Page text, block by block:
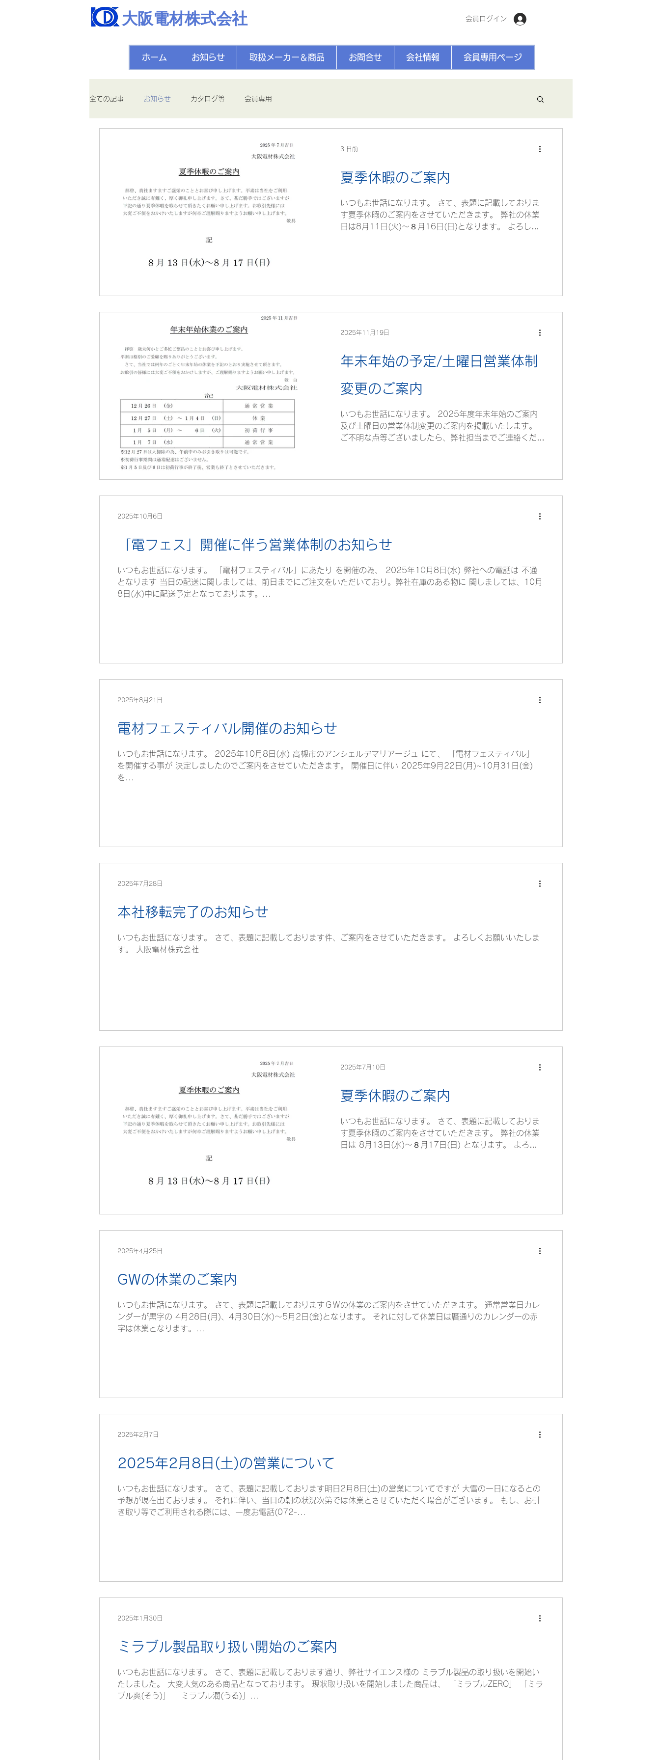
大阪電材株式会社 会員ログイン
ホーム お知らせ 取扱メーカー＆商品 お問合せ 会社情報 会員専用ページ
全ての記事 お知らせ カタログ等 会員専用
夏季休暇のご案内
いつもお世話になります。 さて、表題に記載しておりま
す夏季休暇のご案内をさせていただきます。 弊社の休業
日は8月11日(火)～８月16日(日)となります。 よろしく
3 日前
年末年始の予定/土曜日営業体制
変更のご案内
いつもお世話になります。 2025年度年末年始のご案内
及び土曜日の営業体制変更のご案内を掲載いたします。
ご不明な点等ございましたら、弊社担当までご連絡くださ
2025年11月19日
「電フェス」開催に伴う営業体制のお知らせ
いつもお世話になります。 「電材フェスティバル」にあたり を開催の為、 2025年10月8日(水) 弊社への電話は 不通
となります 当日の配送に関しましては、前日までにご注文をいただいており。弊社在庫のある物に 関しましては、10月
8日(水)中に配送予定となっております。...
2025年10月6日
電材フェスティバル開催のお知らせ
いつもお世話になります。 2025年10月8日(水) 高槻市のアンシェルデマリアージュ にて、 「電材フェスティバル」
を開催する事が 決定しましたのでご案内をさせていただきます。 開催日に伴い 2025年9月22日(月)~10月31日(金)
を...
2025年8月21日
本社移転完了のお知らせ
いつもお世話になります。 さて、表題に記載しております件、ご案内をさせていただきます。 よろしくお願いいたしま
す。 大阪電材株式会社
2025年7月28日
夏季休暇のご案内
いつもお世話になります。 さて、表題に記載しておりま
す夏季休暇のご案内をさせていただきます。 弊社の休業
日は 8月13日(水)～８月17日(日) となります。 よろし
2025年7月10日
GWの休業のご案内
いつもお世話になります。 さて、表題に記載しておりますＧＷの休業のご案内をさせていただきます。 通常営業日カレ
ンダーが黒字の 4月28日(月)、4月30日(水)～5月2日(金)となります。 それに対して休業日は暦通りのカレンダーの赤
字は休業となります。...
2025年4月25日
2025年2月8日(土)の営業について
いつもお世話になります。 さて、表題に記載しております明日2月8日(土)の営業についてですが 大雪の一日になるとの
予想が現在出ております。 それに伴い、当日の朝の状況次第では休業とさせていただく場合がございます。 もし、お引
き取り等でご利用される際には、一度お電話(072-...
2025年2月7日
ミラブル製品取り扱い開始のご案内
いつもお世話になります。 さて、表題に記載しております通り、弊社サイエンス様の ミラブル製品の取り扱いを開始い
たしました。 大変人気のある商品となっております。 現状取り扱いを開始しました商品は、 「ミラブルZERO」 「ミラ
ブル爽(そう)」 「ミラブル潤(うる)」...
2025年1月30日